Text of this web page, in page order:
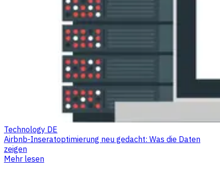
Technology DE
Airbnb-Inseratoptimierung neu gedacht: Was die Daten
zeigen
Mehr lesen